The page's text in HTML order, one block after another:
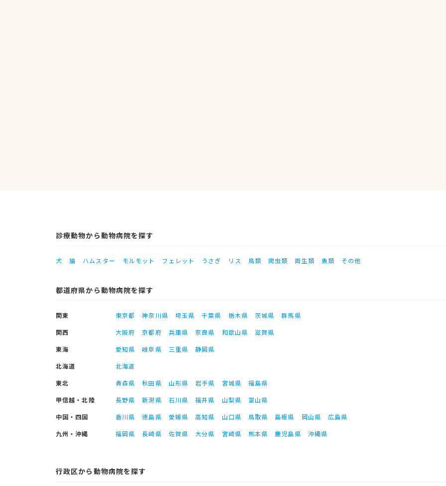
診療動物から動物病院を探す
犬 猫 ハムスター モルモット フェレット うさぎ リス 鳥類 爬虫類 両生類 魚類 その他
都道府県から動物病院を探す
関東 東京都 神奈川県 埼玉県 千葉県 栃木県 茨城県
群馬県
関西
大阪府 京都府 兵庫県 奈良県 和歌山県
滋賀県
東海
愛知県 岐阜県 三重県
静岡県
北海道
北海道
東北
青森県 秋田県 山形県 岩手県 宮城県
福島県
甲信越・北陸
長野県 新潟県 石川県 福井県 山梨県
富山県
中国・四国
香川県 徳島県 愛媛県 高知県 山口県 鳥取県 島根県 岡山県
広島県
九州・沖縄
福岡県 長崎県 佐賀県 大分県 宮崎県 熊本県 鹿児島県 沖縄県
行政区から動物病院を探す